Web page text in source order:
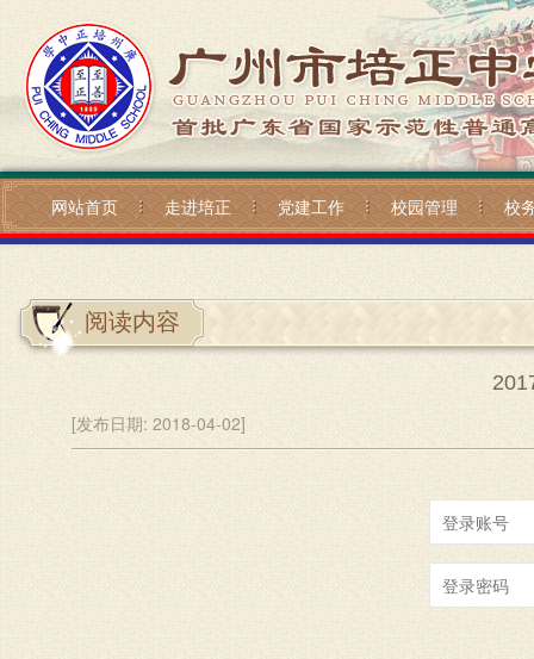
网站首页 走进培正 党建工作 校园管理 校
阅读内容
[发布日期: 2018-04-02]